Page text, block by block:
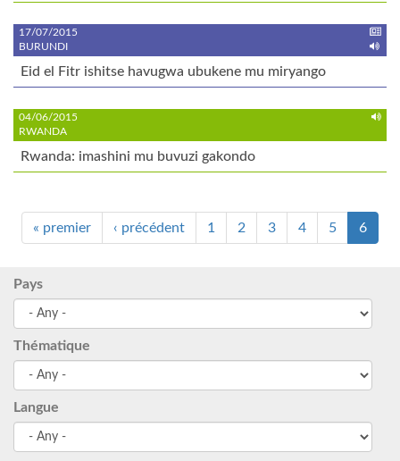
17/07/2015
BURUNDI
Eid el Fitr ishitse havugwa ubukene mu miryango
04/06/2015
RWANDA
Rwanda: imashini mu buvuzi gakondo
« premier ‹ précédent 1 2 3 4 5 6
Pays
Thématique
Langue